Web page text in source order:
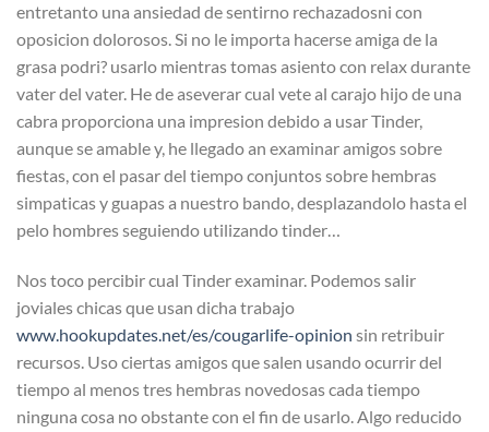
entretanto una ansiedad de sentirno rechazadosni con
oposicion dolorosos. Si no le importa hacerse amiga de la
grasa podri? usarlo mientras tomas asiento con relax durante
vater del vater. He de aseverar cual vete al carajo hijo de una
cabra proporciona una impresion debido a usar Tinder,
aunque se amable y, he llegado an examinar amigos sobre
fiestas, con el pasar del tiempo conjuntos sobre hembras
simpaticas y guapas a nuestro bando, desplazandolo hasta el
pelo hombres seguiendo utilizando tinder…
Nos toco percibir cual Tinder examinar. Podemos salir
joviales chicas que usan dicha trabajo
www.hookupdates.net/es/cougarlife-opinion sin retribuir
recursos. Uso ciertas amigos que salen usando ocurrir del
tiempo al menos tres hembras novedosas cada tiempo
ninguna cosa no obstante con el fin de usarlo. Algo reducido